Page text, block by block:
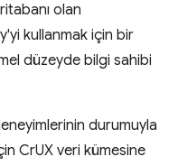
olan
kullanmak için bir
düzeyde bilgi sahibi
durumuyla
CrUX veri kümesine